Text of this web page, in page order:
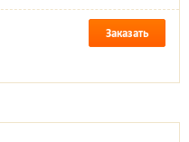
Заказать